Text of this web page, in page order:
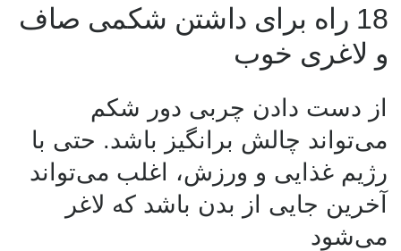
18 راه برای داشتن شکمی صاف
و لاغری خوب
از دست دادن چربی دور شکم
می‌تواند چالش برانگیز باشد. حتی با
رژیم غذایی و ورزش، اغلب می‌تواند
آخرین جایی از بدن باشد که لاغر
می‌شود